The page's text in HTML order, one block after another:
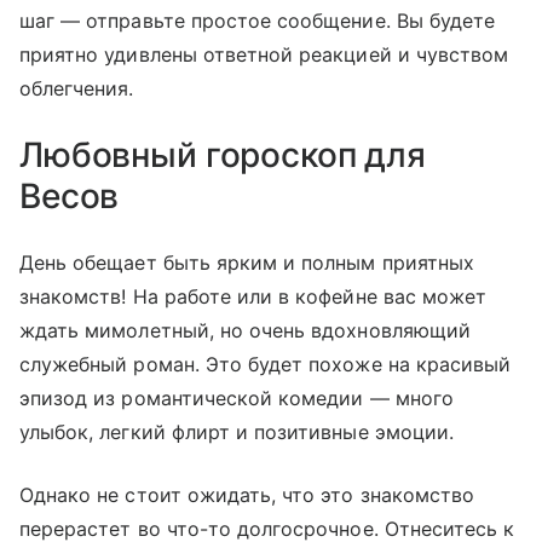
шаг — отправьте простое сообщение. Вы будете
приятно удивлены ответной реакцией и чувством
облегчения.
Любовный гороскоп для
Весов
День обещает быть ярким и полным приятных
знакомств! На работе или в кофейне вас может
ждать мимолетный, но очень вдохновляющий
служебный роман. Это будет похоже на красивый
эпизод из романтической комедии — много
улыбок, легкий флирт и позитивные эмоции.
Однако не стоит ожидать, что это знакомство
перерастет во что-то долгосрочное. Отнеситесь к